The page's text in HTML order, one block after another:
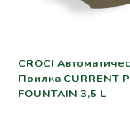
CROCI
Поилка CURRENT
FOUNTAIN 3,5 L